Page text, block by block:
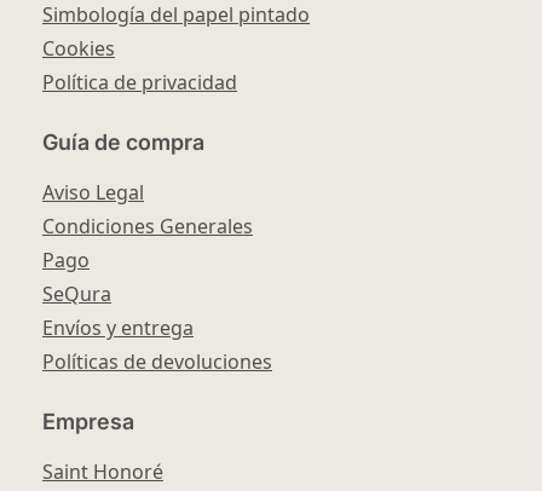
Simbología del papel pintado
Cookies
Política de privacidad
Guía de compra
Aviso Legal
Condiciones Generales
Pago
SeQura
Envíos y entrega
Políticas de devoluciones
Empresa
Saint Honoré